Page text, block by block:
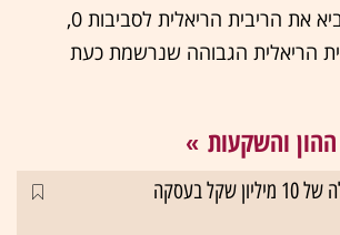
שחוזים בשוק, זה יביא את הריבית הריאלית לסביבות 0,
הריאלית הגבוהה שנרשמת כעת
והשקעות
המתווך שאיבד עמלה של 10 מיליון שקל בעסקה